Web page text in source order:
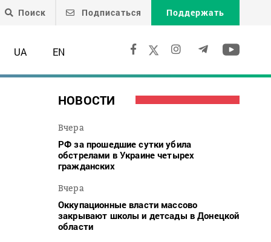
Поиск Подписаться Поддержать
UA EN
НОВОСТИ
Вчера
РФ за прошедшие сутки убила
обстрелами в Украине четырех
гражданских
Вчера
Оккупационные власти массово
закрывают школы и детсады в Донецкой
области